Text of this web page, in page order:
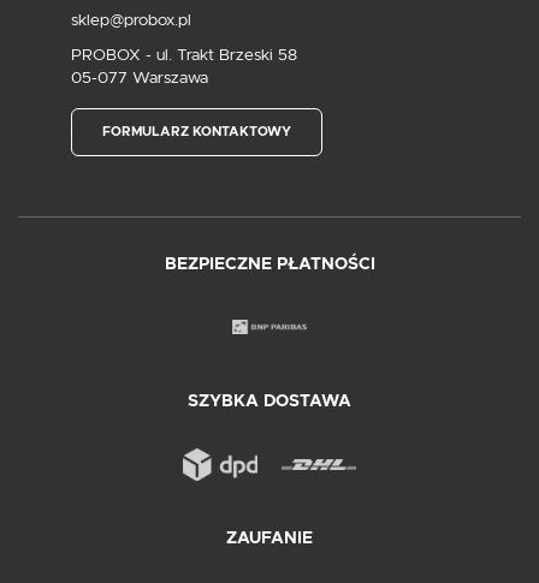
sklep@probox.pl
PROBOX - ul. Trakt Brzeski 58
05-077 Warszawa
FORMULARZ KONTAKTOWY
BEZPIECZNE PŁATNOŚCI
SZYBKA DOSTAWA
ZAUFANIE